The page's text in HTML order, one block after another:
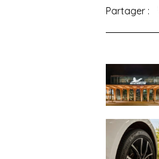
Partager :